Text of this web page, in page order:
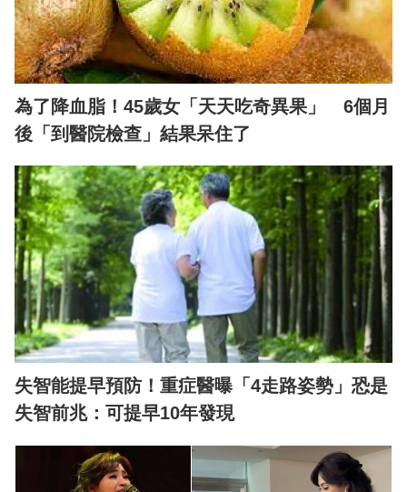
為了降血脂！45歲女「天天吃奇異果」 6個月
後「到醫院檢查」結果呆住了
失智能提早預防！重症醫曝「4走路姿勢」恐是
失智前兆：可提早10年發現